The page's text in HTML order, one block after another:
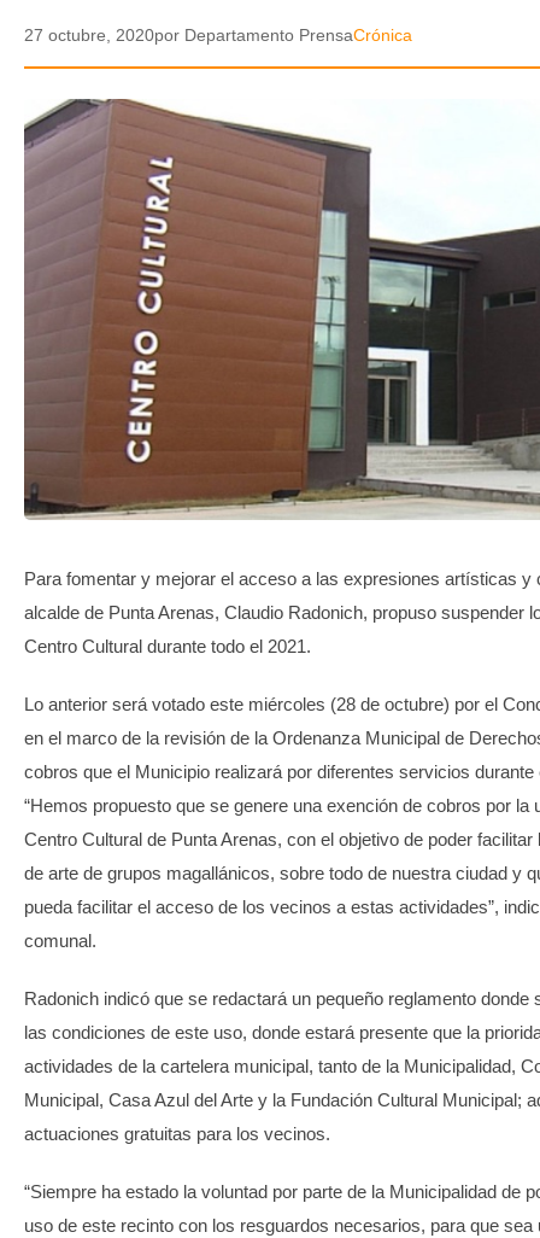
POLICIAL
AUDIOS
VIDEOS
GALERIA DE FOTOS
APP MÓVIL
TRANSPARENCIA
27 octubre, 2020por Departamento PrensaCrónica
Para fomentar y mejorar el acceso a las expresiones artísticas y
alcalde de Punta Arenas, Claudio Radonich, propuso suspender
Centro Cultural durante todo el 2021.
Lo anterior será votado este miércoles (28 de octubre) por el
en el marco de la revisión de la Ordenanza Municipal de
cobros que el Municipio realizará por diferentes servicios durante
“Hemos propuesto que se genere una exención de cobros por la
Centro Cultural de Punta Arenas, con el objetivo de poder
de arte de grupos magallánicos, sobre todo de nuestra ciudad y
pueda facilitar el acceso de los vecinos a estas actividades”,
comunal.
Radonich indicó que se redactará un pequeño reglamento donde
las condiciones de este uso, donde estará presente que la
actividades de la cartelera municipal, tanto de la Municipalidad,
Municipal, Casa Azul del Arte y la Fundación Cultural Municipal;
actuaciones gratuitas para los vecinos.
“Siempre ha estado la voluntad por parte de la Municipalidad de
uso de este recinto con los resguardos necesarios, para que sea